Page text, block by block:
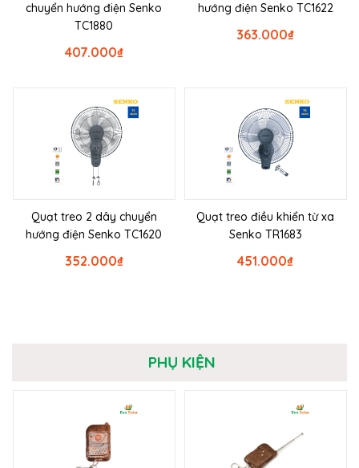
chuyển hướng điện Senko
TC1880
₫
407.000
hướng điện Senko TC1622
₫
363.000
Quạt treo 2 dây chuyển
hướng điện Senko TC1620
₫
352.000
Quạt treo điều khiển từ xa
Senko TR1683
₫
451.000
PHỤ KIỆN